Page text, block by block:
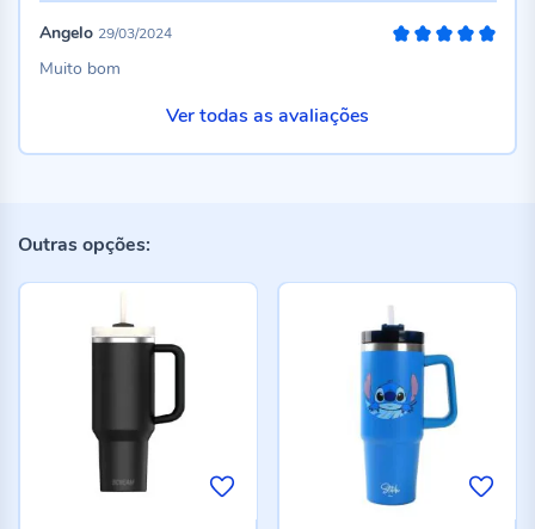
Angelo 29/03/2024
Muito bom
Ver todas as avaliações
Outras opções: